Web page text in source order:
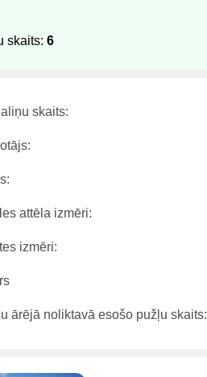
skaits: 6
skaits:
attēla izmēri:
izmēri:
ārējā noliktavā esošo pužļu skaits: